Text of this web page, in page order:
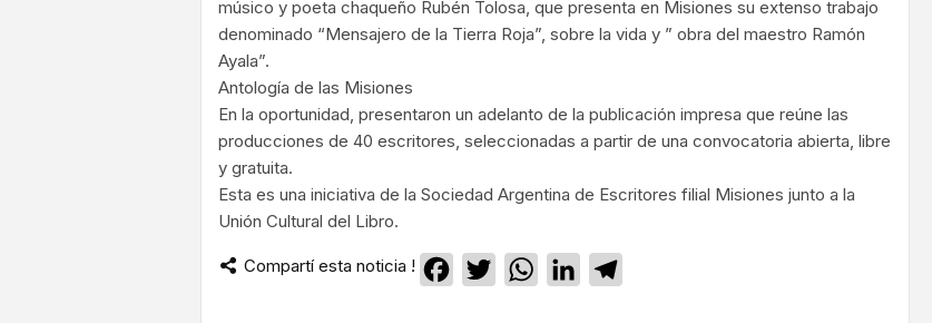
músico y poeta chaqueño Rubén Tolosa, que presenta en Misiones su extenso trabajo
denominado “Mensajero de la Tierra Roja”, sobre la vida y ” obra del maestro Ramón
Ayala”.
Antología de las Misiones
En la oportunidad, presentaron un adelanto de la publicación impresa que reúne las
producciones de 40 escritores, seleccionadas a partir de una convocatoria abierta, libre
y gratuita.
Esta es una iniciativa de la Sociedad Argentina de Escritores filial Misiones junto a la
Unión Cultural del Libro.
Compartí esta noticia ! Facebook
TwitterWhatsApp
LinkedIn